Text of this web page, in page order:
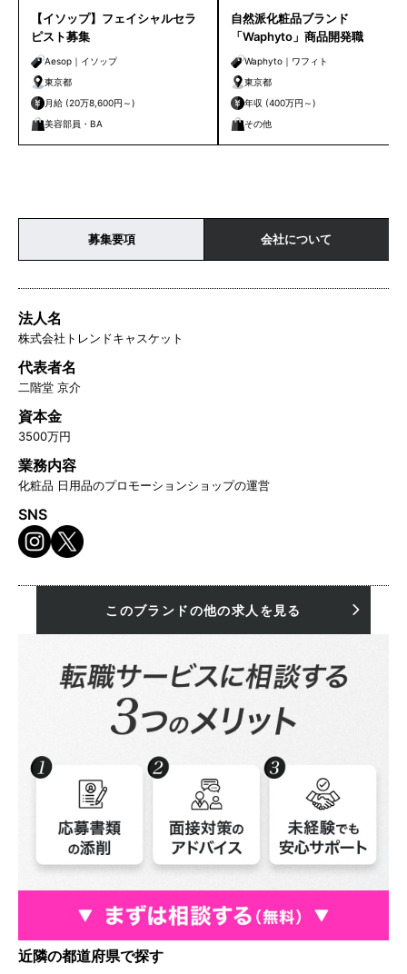
【イソップ】フェイシャルセラ
ピスト募集
Aesop｜イソップ
東京都
月給 (20万8,600円～)
美容部員・BA
自然派化粧品ブランド
「Waphyto」商品開発職
Waphyto｜ワフィト
東京都
年収 (400万円～)
その他
募集要項 会社について
法人名
株式会社トレンドキャスケット
代表者名
⼆階堂 京介
資本金
3500万円
業務内容
化粧品 日用品のプロモーションショップの運営
SNS
このブランドの他の求人を見る
近隣の都道府県で探す